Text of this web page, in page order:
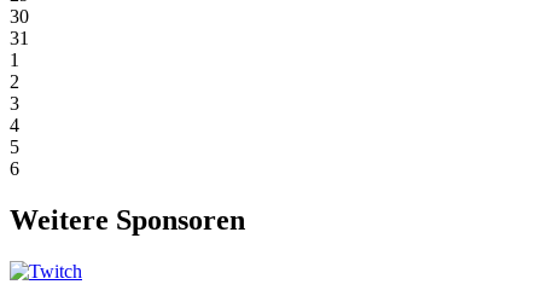
30
31
1
2
3
4
5
6
Weitere Sponsoren